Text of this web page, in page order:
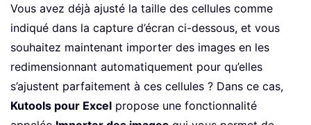
Vous avez déjà ajusté la taille des cellules comme
indiqué dans la capture d’écran ci-dessous, et vous
souhaitez maintenant importer des images en les
redimensionnant automatiquement pour qu’elles
s’ajustent parfaitement à ces cellules ? Dans ce cas,
Kutools pour Excel propose une fonctionnalité